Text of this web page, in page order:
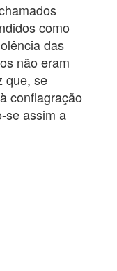
como
das
não eram
que, se
conflagração
se assim a